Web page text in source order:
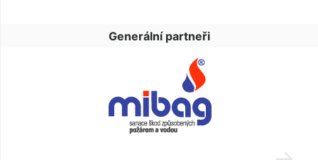
Generální partneři